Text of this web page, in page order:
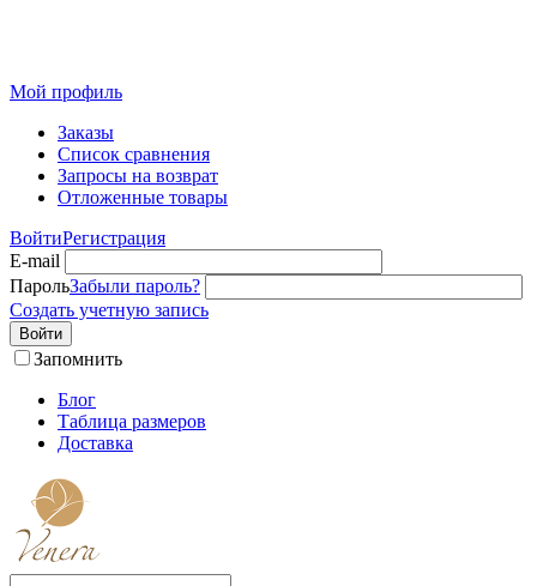
Мой профиль
Заказы
Список сравнения
Запросы на возврат
Отложенные товары
ВойтиРегистрация
E-mail
ПарольЗабыли пароль?
Создать учетную запись
Войти
Запомнить
Блог
Таблица размеров
Доставка